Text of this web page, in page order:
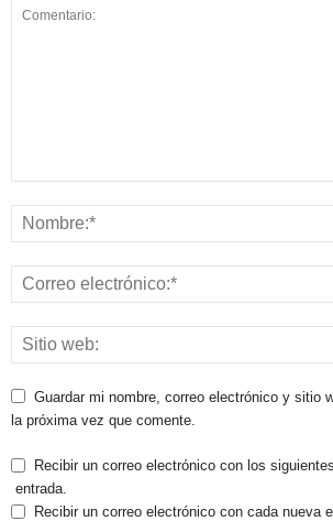
Guardar mi nombre, correo electrónico y sitio
la próxima vez que comente.
Recibir un correo electrónico con los
entrada.
Recibir un correo electrónico con cada nueva